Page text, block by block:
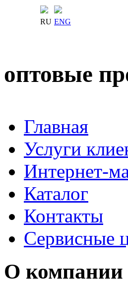
RU ENG
оптовые
Главная
Услуги
Интернет-
Каталог
Контакты
Сервисные
О компании